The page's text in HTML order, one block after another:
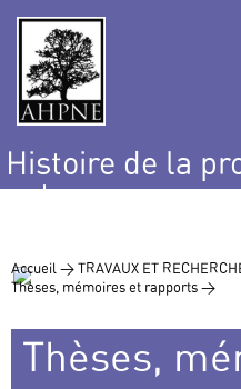
Histoire de la
nature
Accueil >TRAVAUX ET
Thèses, mémoires et rapports >
Thèses,